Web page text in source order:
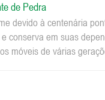
de Pedra
devido à centenária
conserva em suas
móveis de várias